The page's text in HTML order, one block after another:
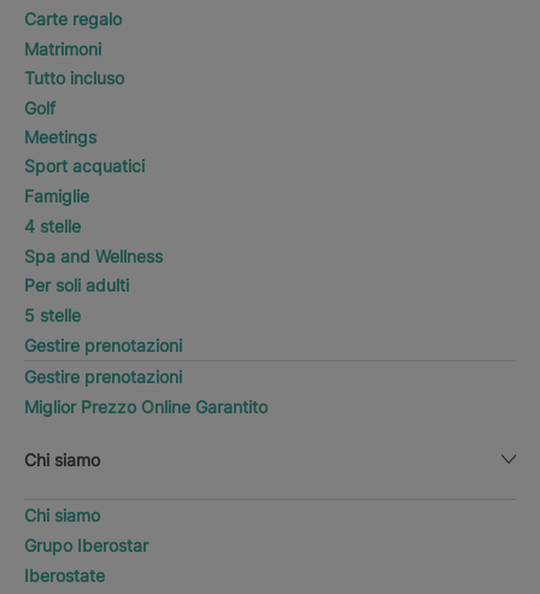
Carte regalo
Matrimoni
Tutto incluso
Golf
Meetings
Sport acquatici
Famiglie
4 stelle
Spa and Wellness
Per soli adulti
5 stelle
Gestire prenotazioni
Gestire prenotazioni
Miglior Prezzo Online Garantito
Chi siamo
Chi siamo
Grupo Iberostar
Iberostate